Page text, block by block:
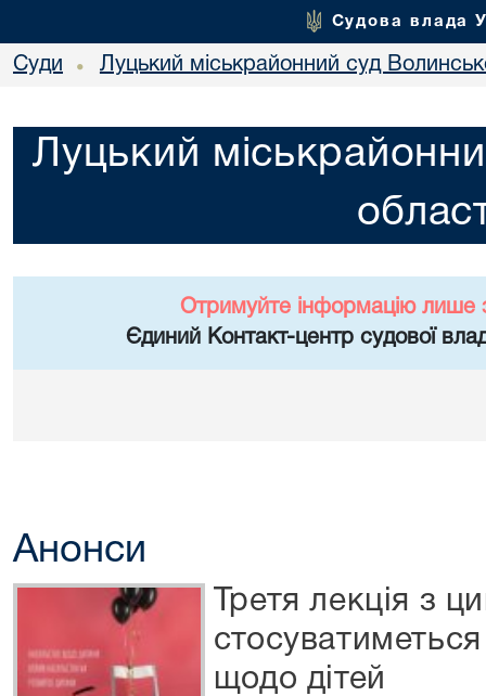
Судова влада
Суди • Луцький міськрайонний суд
Луцький
Отримуйте інформацію лише
Єдиний Контакт-центр судової
Анонси
Третя лекція з
щодо дітей